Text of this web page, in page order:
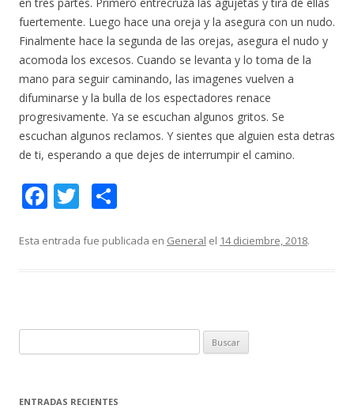
fuertemente. Luego hace una oreja y la asegura con un nudo.
Finalmente hace la segunda de las orejas, asegura el nudo y
acomoda los excesos. Cuando se levanta y lo toma de la
mano para seguir caminando, las imagenes vuelven a
difuminarse y la bulla de los espectadores renace
progresivamente. Ya se escuchan algunos gritos. Se
escuchan algunos reclamos. Y sientes que alguien esta detras
de ti, esperando a que dejes de interrumpir el camino.
F
e
o
k
T
itt m
ti
r
Esta entrada fue publicada en General el 14 diciembre, 2018.
u
c
ENTRADAS RECIENTES